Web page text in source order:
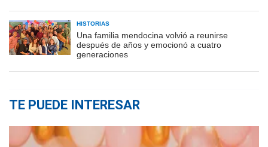
HISTORIAS
Una familia mendocina volvió a reunirse
después de años y emocionó a cuatro
generaciones
TE PUEDE INTERESAR